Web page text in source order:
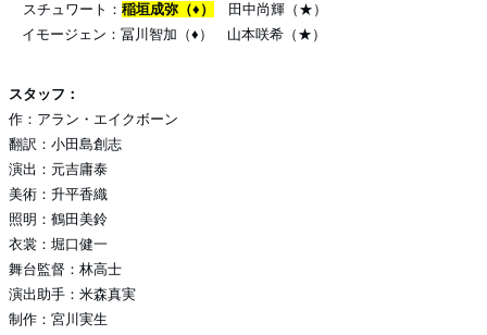
スチュワート： 稲垣成弥（♦）
田中尚輝（★）
イモージェン：冨川智加（♦） 山本咲希（★）
スタッフ：
作：アラン・エイクボーン
翻訳：小田島創志
演出：元吉庸泰
美術：升平香織
照明：鶴田美鈴
衣裳：堀口健一
舞台監督：林高士
演出助手：米森真実
制作：宮川実生